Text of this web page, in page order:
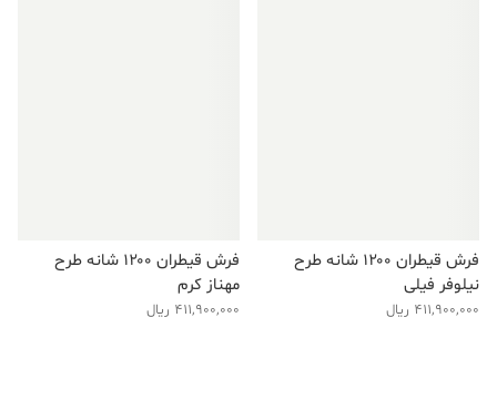
فرش قیطران ۱۲۰۰ شانه طرح
نیلوفر فیلی
411,900,000 ریال
فرش قیطران ۱۲۰۰ شانه طرح
مهناز کرم
411,900,000 ریال